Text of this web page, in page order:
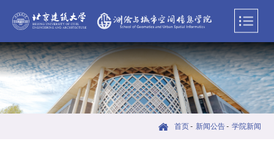
首页- 新闻公告- 学院新闻